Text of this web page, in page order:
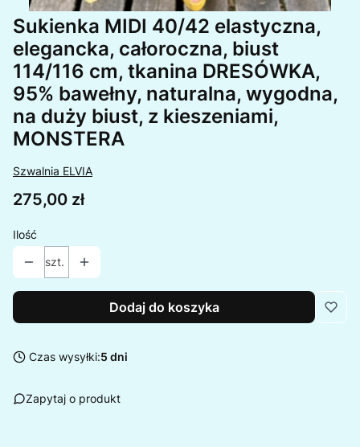
Sukienka MIDI 40/42 elastyczna,
elegancka, całoroczna, biust
114/116 cm, tkanina DRESÓWKA,
95% bawełny, naturalna, wygodna,
na duży biust, z kieszeniami,
MONSTERA
Szwalnia ELVIA
Cena
275,00 zł
Ilość
szt.
Dodaj do koszyka
Czas wysyłki:5 dni
Zapytaj o produkt